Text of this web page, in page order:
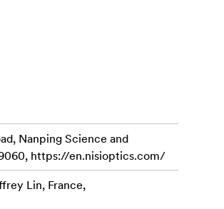
Nanping Science and
https://en.nisioptics.com/
Lin, France,